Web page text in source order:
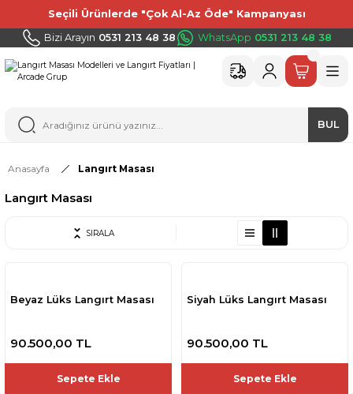
Seçili Ürünlerde "Çok Al-Az Öde" Kampanyası
Bizi Arayın 0531 213 48 38 WhatsApp 0531 213 48 38
BUL
Anasayfa Langırt Masası
Langırt Masası
SIRALA
Beyaz Lüks Langırt Masası
90.500,00 TL
Sepete Ekle
Siyah Lüks Langırt Masası
90.500,00 TL
Sepete Ekle